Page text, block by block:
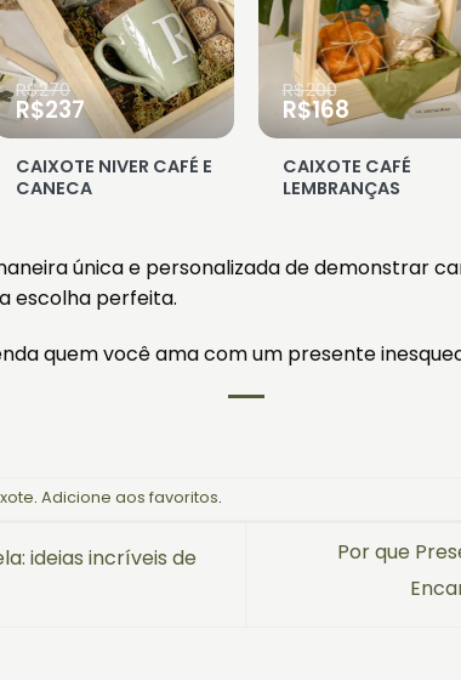
CAIXOTE NIVER CAFÉ E
CANECA
R$270
O
preço
original
era:
R$270.
R$237O
preço
atual
é:
R$237.
CAIXOTE CAFÉ
LEMBRANÇAS
R$200
O
preço
original
era:
R$200.
R$168O
preço
atual
é:
R$168.
única e personalizada de demonstrar
escolha perfeita.
quem você ama com um presente
. Adicione aos favoritos.
ideias incríveis de
Por que